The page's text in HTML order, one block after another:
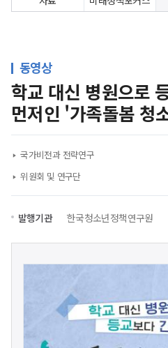
동영상
학교 대신 병원으로
먼저인 '가족돌봄 청
국가비전과 전략연구
위원회 및 연구단
발행기관 한국청소년정책연구원